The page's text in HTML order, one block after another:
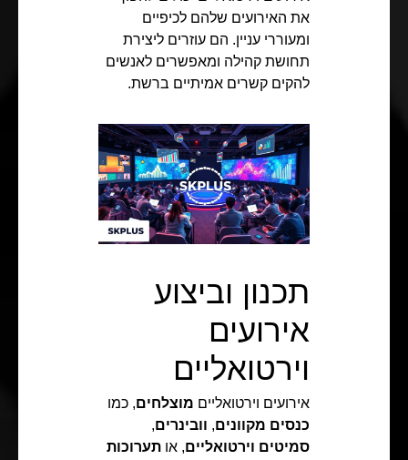
את האירועים שלהם לכיפיים
ומעוררי עניין. הם עוזרים ליצירת
תחושת קהילה ומאפשרים לאנשים
להקים קשרים אמיתיים ברשת.
תכנון וביצוע
אירועים
וירטואליים
אירועים וירטואלייםמוצלחים, כמו
כנסים מקוונים,וובינרים,
סמיטים וירטואליים, אותערוכות